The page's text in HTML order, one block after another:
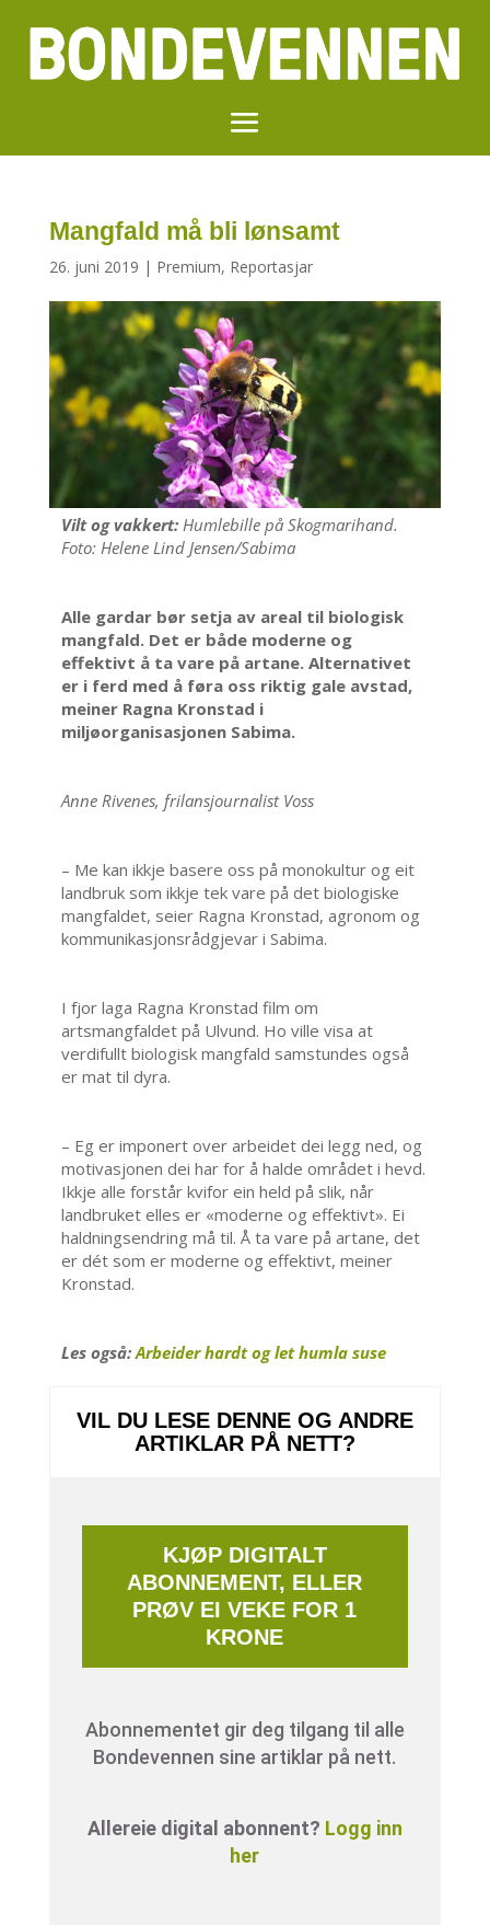
Mangfald må bli lønsamt
26. juni 2019 | Premium, Reportasjar
Vilt og vakkert:Humlebille på Skogmarihand.
Foto: Helene Lind Jensen/Sabima
Alle gardar bør setja av areal til biologisk
mangfald. Det er både moderne og
effektivt å ta vare på artane. Alternativet
er i ferd med å føra oss riktig gale avstad,
meiner Ragna Kronstad i
miljøorganisasjonen Sabima.
Anne Rivenes, frilansjournalist Voss
– Me kan ikkje basere oss på monokultur og eit
landbruk som ikkje tek vare på det biologiske
mangfaldet, seier Ragna Kronstad, agronom og
kommunikasjonsrådgjevar i Sabima.
I fjor laga Ragna Kronstad film om
artsmangfaldet på Ulvund. Ho ville visa at
verdifullt biologisk mangfald samstundes også
er mat til dyra.
– Eg er imponert over arbeidet dei legg ned, og
motivasjonen dei har for å halde området i hevd.
Ikkje alle forstår kvifor ein held på slik, når
landbruket elles er «moderne og effektivt». Ei
haldningsendring må til. Å ta vare på artane, det
er dét som er moderne og effektivt, meiner
Kronstad.
Les også:Arbeider hardt og let humla suse
VIL DU LESE DENNE OG ANDRE
ARTIKLAR PÅ NETT?
KJØP DIGITALT
ABONNEMENT, ELLER
PRØV EI VEKE FOR 1
KRONE
Abonnementet gir deg tilgang til alle
Bondevennen sine artiklar på nett.
Allereie digital abonnent? Logg inn
her